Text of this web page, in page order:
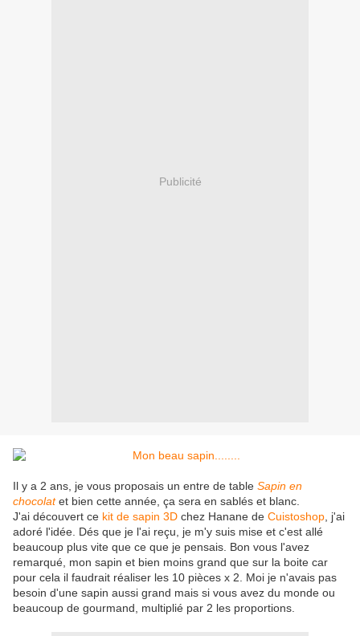
Publicité
Il y a 2 ans, je vous proposais un entre de table Sapin en
chocolatet bien cette année, ça sera en sablés et blanc.
J'ai découvert ce kit de sapin 3D chez Hanane de Cuistoshop , j'ai
adoré l'idée. Dés que je l'ai reçu, je m'y suis mise et c'est allé
beaucoup plus vite que ce que je pensais. Bon vous l'avez
remarqué, mon sapin et bien moins grand que sur la boite car
pour cela il faudrait réaliser les 10 pièces x 2. Moi je n'avais pas
besoin d'une sapin aussi grand mais si vous avez du monde ou
beaucoup de gourmand, multiplié par 2 les proportions.